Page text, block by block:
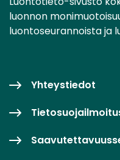
luonnon
luontoseurannoista ja
Yhteystiedot